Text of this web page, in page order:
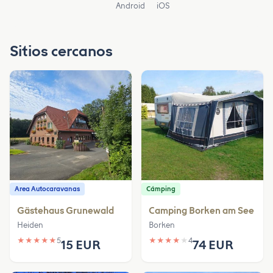
Android iOS
Sitios cercanos
Area Autocaravanas
Gästehaus Grunewald
Heiden
★ ★ ★ ★ ★515 EUR
Cámping
Camping Borken am See
Borken
★ ★ ★ ★ ★ 474 EUR